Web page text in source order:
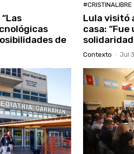
de
#CRISTINALIBRE
Lula visitó
casa:
Contexto - Jul